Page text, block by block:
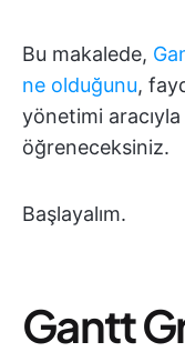
Bu makalede,
ne olduğunu,
yönetimi aracıyla
öğreneceksiniz.
Başlayalım.
Gantt